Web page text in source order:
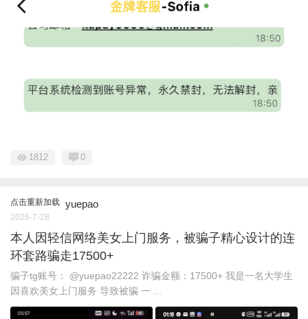
1812 0
点击重新加载 yuepao
2026-7-28
本人因轻信网络美女上门服务，被骗子精心设计的连
环套路骗走17500+
骗子tg账号： @yuepao22222 诈骗金额：17500+ 我是一名大学生
因喜欢美女上门服务 导致被骗 一 ...